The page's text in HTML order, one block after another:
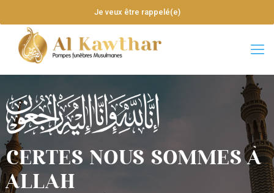
Je veux être rappelé(e)
CERTES NOUS SOMMES À
ALLAH